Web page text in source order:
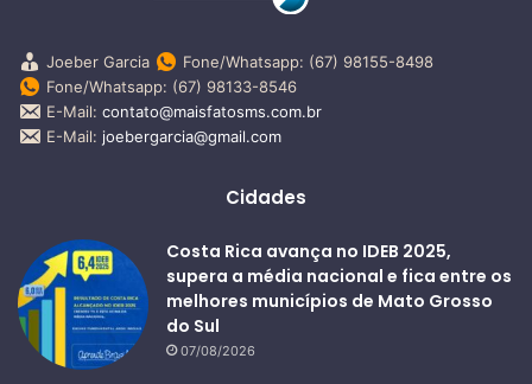
Joeber Garcia
Fone/Whatsapp: (67) 98155-8498
Fone/Whatsapp: (67) 98133-8546
E-Mail: contato@maisfatosms.com.br
E-Mail: joebergarcia@gmail.com
Cidades
Costa Rica avança no IDEB 2025,
supera a média nacional e fica entre os
melhores municípios de Mato Grosso
do Sul
07/08/2026